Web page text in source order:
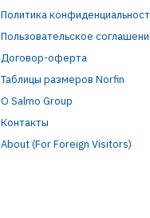
Политика
Пользовательское
Договор-оферта
Таблицы размеров Norfin
О Salmo Group
Контакты
About (For Foreign Visitors)